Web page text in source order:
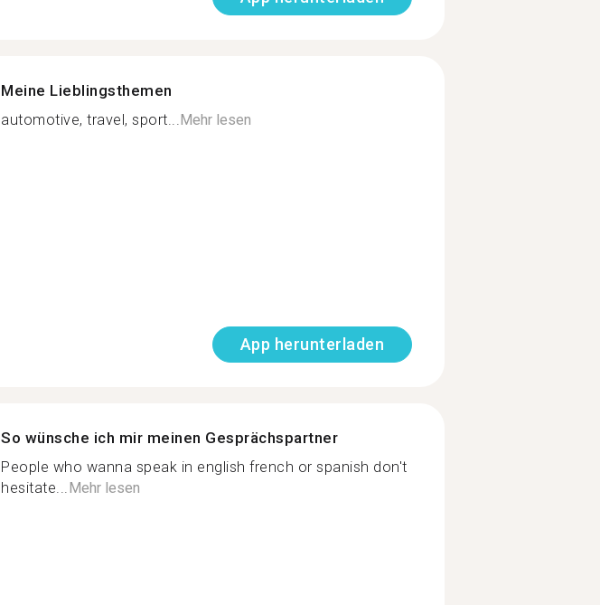
Meine Lieblingsthemen
automotive, travel, sport...Mehr lesen
App herunterladen
So wünsche ich mir meinen Gesprächspartner
People who wanna speak in english french or spanish don't
hesitate...Mehr lesen